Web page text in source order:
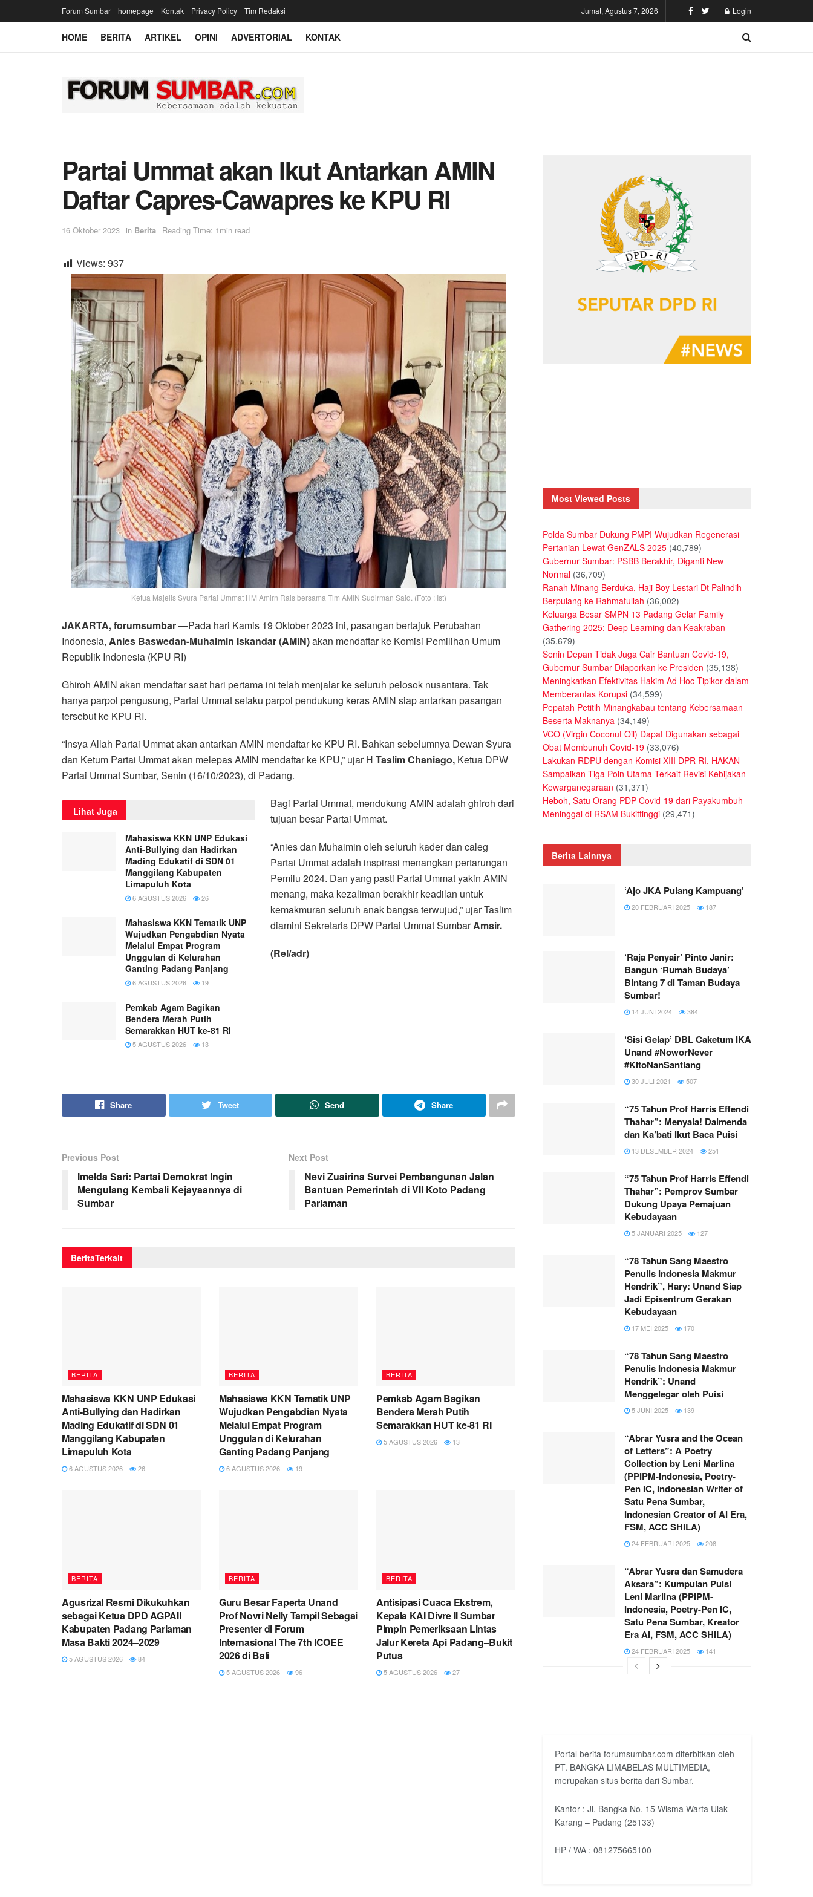
Forum Sumbar homepage Kontak Privacy Policy Tim Redaksi Jumat, Agustus 7, 2026 Login
HOME BERITA ARTIKEL OPINI ADVERTORIAL KONTAK
Partai Ummat akan Ikut Antarkan AMIN
Daftar Capres-Cawapres ke KPU RI
16 Oktober 2023 in Berita Reading Time: 1min read
Views: 937
Ketua Majelis Syura Partai Ummat HM Amirn Rais bersama Tim AMIN Sudirman Said. (Foto : Ist)
JAKARTA, forumsumbar—Pada hari Kamis 19 Oktober 2023 ini, pasangan bertajuk Perubahan
Indonesia, Anies Baswedan-Muhaimin Iskandar (AMIN)akan mendaftar ke Komisi Pemilihan Umum
Republik Indonesia (KPU RI)
Ghiroh AMIN akan mendaftar saat hari pertama ini telah menjalar ke seluruh pelosok nusantara. Tak
hanya parpol pengusung, Partai Ummat selaku parpol pendukung keras AMIN siap antarkan pasangan
tersebut ke KPU RI.
“Insya Allah Partai Ummat akan antarkan AMIN mendaftar ke KPU RI. Bahkan sebelumnya Dewan Syura
dan Ketum Partai Ummat akan melepas AMIN mendaftar ke KPU,” ujar H Taslim Chaniago, Ketua DPW
Partai Ummat Sumbar, Senin (16/10/2023), di Padang.
Lihat Juga
Mahasiswa KKN UNP Edukasi
Anti-Bullying dan Hadirkan
Mading Edukatif di SDN 01
Manggilang Kabupaten
Limapuluh Kota
6 AGUSTUS 2026 26
Mahasiswa KKN Tematik UNP
Wujudkan Pengabdian Nyata
Melalui Empat Program
Unggulan di Kelurahan
Ganting Padang Panjang
6 AGUSTUS 2026 19
Pemkab Agam Bagikan
Bendera Merah Putih
Semarakkan HUT ke-81 RI
5 AGUSTUS 2026 13
Bagi Partai Ummat, mendukung AMIN adalah ghiroh dari
tujuan besar Partai Ummat.
“Anies dan Muhaimin oleh seluruh kader dan caleg
Partai Ummat adalah inspirasi menangkan pertarungan
Pemilu 2024. Dan yang pasti Partai Ummat yakin AMIN
menang, maka kezaliman berakhir keadilan untuk
kemakmuran seluruh anak bangsa terwujud,” ujar Taslim
diamini Sekretaris DPW Partai Ummat SumbarAmsir.
(Rel/adr)
Share Tweet Send Share
Previous Post
Imelda Sari: Partai Demokrat Ingin
Mengulang Kembali Kejayaannya di
Sumbar
Next Post
Nevi Zuairina Survei Pembangunan Jalan
Bantuan Pemerintah di VII Koto Padang
Pariaman
BeritaTerkait
BERITA
Mahasiswa KKN UNP Edukasi
Anti-Bullying dan Hadirkan
Mading Edukatif di SDN 01
Manggilang Kabupaten
Limapuluh Kota
6 AGUSTUS 2026 26
BERITA
Mahasiswa KKN Tematik UNP
Wujudkan Pengabdian Nyata
Melalui Empat Program
Unggulan di Kelurahan
Ganting Padang Panjang
6 AGUSTUS 2026 19
BERITA
Pemkab Agam Bagikan
Bendera Merah Putih
Semarakkan HUT ke-81 RI
5 AGUSTUS 2026 13
BERITA
Agusrizal Resmi Dikukuhkan
sebagai Ketua DPD AGPAII
Kabupaten Padang Pariaman
Masa Bakti 2024–2029
5 AGUSTUS 2026 84
BERITA
Guru Besar Faperta Unand
Prof Novri Nelly Tampil Sebagai
Presenter di Forum
Internasional The 7th ICOEE
2026 di Bali
5 AGUSTUS 2026 96
BERITA
Antisipasi Cuaca Ekstrem,
Kepala KAI Divre II Sumbar
Pimpin Pemeriksaan Lintas
Jalur Kereta Api Padang–Bukit
Putus
5 AGUSTUS 2026 27
Most Viewed Posts
Polda Sumbar Dukung PMPI Wujudkan Regenerasi
Pertanian Lewat GenZALS 2025 (40,789)
Gubernur Sumbar: PSBB Berakhir, Diganti New
Normal (36,709)
Ranah Minang Berduka, Haji Boy Lestari Dt Palindih
Berpulang ke Rahmatullah (36,002)
Keluarga Besar SMPN 13 Padang Gelar Family
Gathering 2025: Deep Learning dan Keakraban
(35,679)
Senin Depan Tidak Juga Cair Bantuan Covid-19,
Gubernur Sumbar Dilaporkan ke Presiden (35,138)
Meningkatkan Efektivitas Hakim Ad Hoc Tipikor dalam
Memberantas Korupsi (34,599)
Pepatah Petitih Minangkabau tentang Kebersamaan
Beserta Maknanya (34,149)
VCO (Virgin Coconut Oil) Dapat Digunakan sebagai
Obat Membunuh Covid-19 (33,076)
Lakukan RDPU dengan Komisi XIII DPR RI, HAKAN
Sampaikan Tiga Poin Utama Terkait Revisi Kebijakan
Kewarganegaraan (31,371)
Heboh, Satu Orang PDP Covid-19 dari Payakumbuh
Meninggal di RSAM Bukittinggi (29,471)
Berita Lainnya
‘Ajo JKA Pulang Kampuang’
20 FEBRUARI 2025 187
‘Raja Penyair’ Pinto Janir:
Bangun ‘Rumah Budaya’
Bintang 7 di Taman Budaya
Sumbar!
14 JUNI 2024 384
‘Sisi Gelap’ DBL Caketum IKA
Unand #NoworNever
#KitoNanSantiang
30 JULI 2021 507
“75 Tahun Prof Harris Effendi
Thahar”: Menyala! Dalmenda
dan Ka’bati Ikut Baca Puisi
13 DESEMBER 2024 251
“75 Tahun Prof Harris Effendi
Thahar”: Pemprov Sumbar
Dukung Upaya Pemajuan
Kebudayaan
5 JANUARI 2025 127
“78 Tahun Sang Maestro
Penulis Indonesia Makmur
Hendrik”, Hary: Unand Siap
Jadi Episentrum Gerakan
Kebudayaan
17 MEI 2025 170
“78 Tahun Sang Maestro
Penulis Indonesia Makmur
Hendrik”: Unand
Menggelegar oleh Puisi
5 JUNI 2025 139
“Abrar Yusra and the Ocean
of Letters”: A Poetry
Collection by Leni Marlina
(PPIPM-Indonesia, Poetry-
Pen IC, Indonesian Writer of
Satu Pena Sumbar,
Indonesian Creator of AI Era,
FSM, ACC SHILA)
24 FEBRUARI 2025 208
“Abrar Yusra dan Samudera
Aksara”: Kumpulan Puisi
Leni Marlina (PPIPM-
Indonesia, Poetry-Pen IC,
Satu Pena Sumbar, Kreator
Era AI, FSM, ACC SHILA)
24 FEBRUARI 2025 141
Portal berita forumsumbar.com diterbitkan oleh
PT. BANGKA LIMABELAS MULTIMEDIA,
merupakan situs berita dari Sumbar.
Kantor : Jl. Bangka No. 15 Wisma Warta Ulak
Karang – Padang (25133)
HP / WA : 081275665100